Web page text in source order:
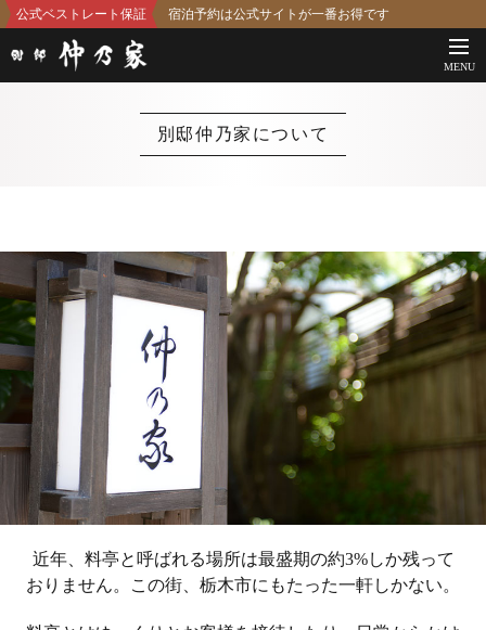
公式ベストレート保証 宿泊予約は公式サイトが一番お得です
MENU
別邸仲乃家について
近年、料亭と呼ばれる場所は最盛期の約3%しか残って
おりません。この街、栃木市にもたった一軒しかない。